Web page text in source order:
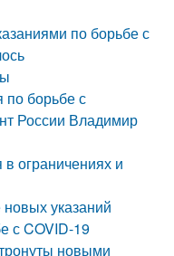
по борьбе с
по борьбе с
России Владимир
ограничениях и
указаний
с COVID-19
новыми